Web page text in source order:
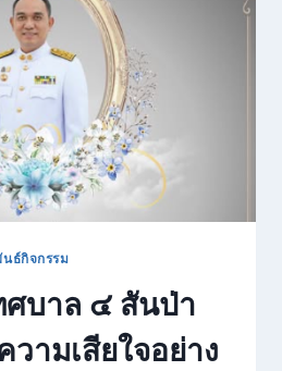
ธ์กิจกรรม
ศบาล ๔ สันป่า
ามเสียใจอย่าง